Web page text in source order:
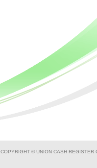
COPYRIGHT © UNION CASH REGISTER